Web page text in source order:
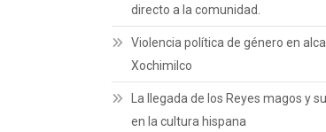
directo a la comunidad.
Violencia política de género en
Xochimilco
La llegada de los Reyes magos y
en la cultura hispana